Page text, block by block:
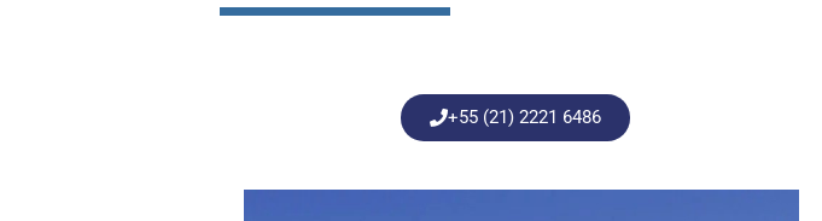
+55 (21) 2221 6486